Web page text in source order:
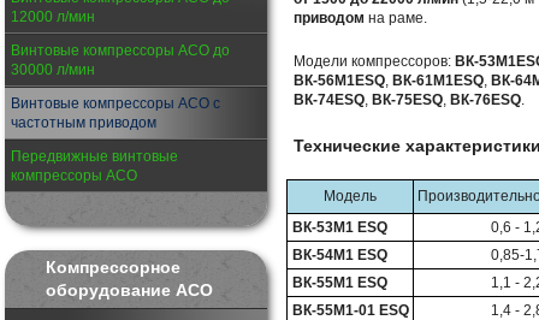
12000 л/мин
Винтовые компрессоры АСО до
30000 л/мин
Винтовые компрессоры АСО с
частотным приводом
Передвижные винтовые
компрессоры АСО
Компрессорное
оборудование АСО
приводом на раме.
Модели компрессоров: ВК-
ВК-56М1ESQ, ВК-61М1ESQ, ВК-
ВК-74ESQ, ВК-75ESQ, ВК-76ESQ.
Технические
Модель
ВК-53М1 ESQ
0,6 -
ВК-54М1 ESQ
0,85-
ВК-55М1 ESQ
1,1 -
ВК-55М1-01 ESQ
1,4 -